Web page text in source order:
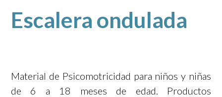
Escalera ondulada
Material de Psicomotricidad para niños y niñas
de 6 a 18 meses de edad. Productos